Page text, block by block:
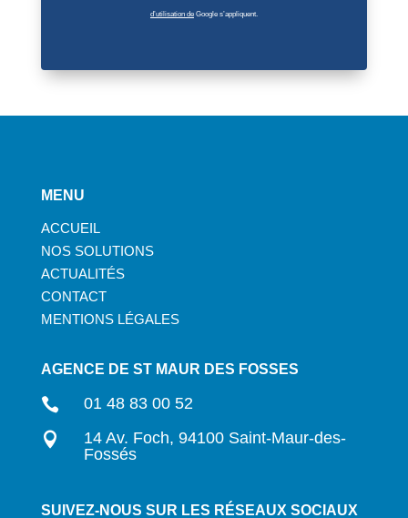
d’utilisation deGoogle s’appliquent.
MENU
ACCUEIL
NOS SOLUTIONS
ACTUALITÉS
CONTACT
MENTIONS LÉGALES
AGENCE DE ST MAUR DES FOSSES

01 48 83 00 52

14 Av. Foch, 94100 Saint-Maur-des-
Fossés
SUIVEZ-NOUS SUR LES RÉSEAUX SOCIAUX